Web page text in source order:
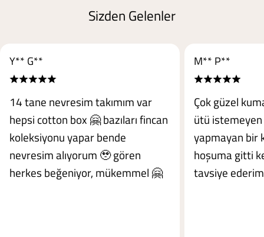
Sizden Gelenler
Y** G**
14 tane nevresim takımım var
hepsi cotton box 🤗 bazıları fincan
koleksiyonu yapar bende
nevresim alıyorum 🥹 gören
herkes beğeniyor, mükemmel 🤗
M** P**
Çok güzel
ütü
yapmayan bir
hoşuma gitti
tavsiye ederim